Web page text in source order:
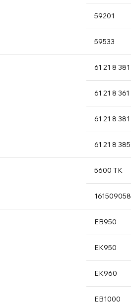
59201
59533
61 21 8 38
61 21 8 36
61 21 8 38
61 21 8 38
5600 TK
16150
EB950
EK950
EK960
EB1000